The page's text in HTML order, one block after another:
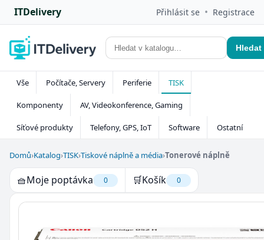
ITDelivery Přihlásit se • Registrace
Hledat
Vše Počítače, Servery Periferie TISK
Komponenty AV, Videokonference, Gaming
Síťové produkty Telefony, GPS, IoT Software Ostatní
Domů›Katalog›TISK›Tiskové náplně a média›Tonerové náplně
🧺Moje poptávka 0 🛒Košík 0